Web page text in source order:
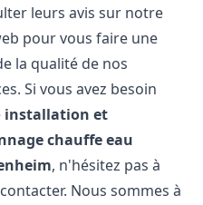
leurs avis sur notre
pour vous faire une
la qualité de nos
Si vous avez besoin
installation et
chauffe eau
, n'hésitez pas à
Nous sommes à